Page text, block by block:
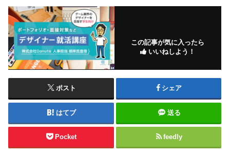
この記事が気に入ったら
いいねしよう！
ポスト シェア
はてブ 送る
Pocket feedly